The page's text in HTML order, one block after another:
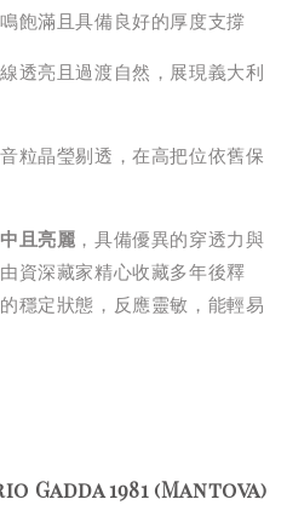
飽滿且具備良好的厚度支撐
透亮且過渡自然，展現義大利
粒晶瑩剔透，在高把位依舊保
且亮麗 ，具備優異的穿透力與
資深藏家精心收藏多年後釋
穩定狀態，反應靈敏，能輕易
Gadda 1981 (Mantova)